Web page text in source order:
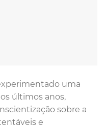
uma
últimos anos,
sobre a
e